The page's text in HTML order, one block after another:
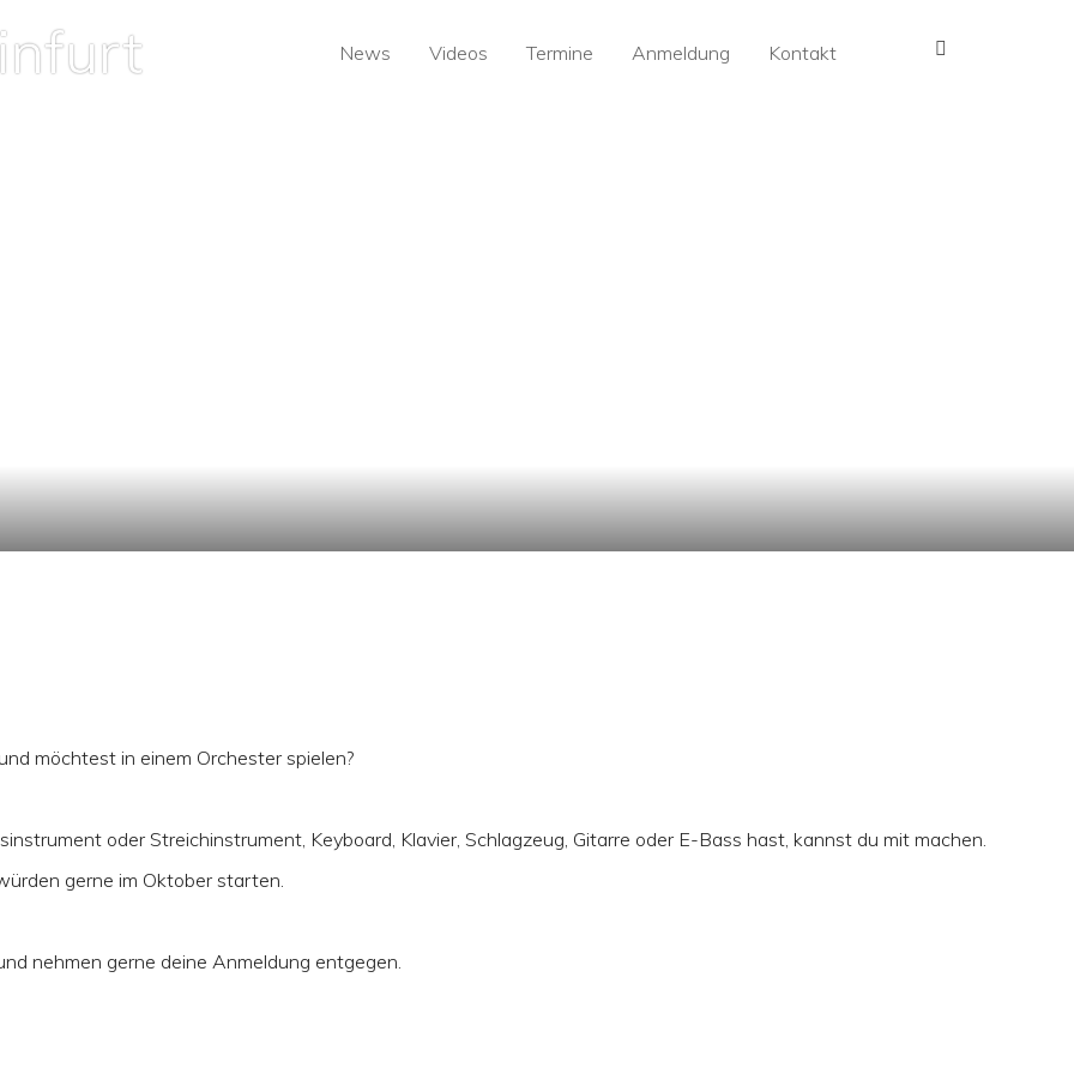
News Videos Termine Anmeldung Kontakt
möchtest in einem Orchester spielen?
oder Streichinstrument, Keyboard, Klavier, Schlagzeug, Gitarre oder E-Bass hast, kannst du mit machen.
gerne im Oktober starten.
nehmen gerne deine Anmeldung entgegen.